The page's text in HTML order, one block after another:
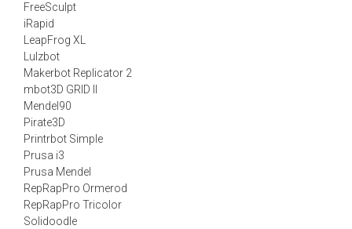
FreeSculpt
iRapid
LeapFrog XL
Lulzbot
Makerbot Replicator 2
mbot3D GRID II
Mendel90
Pirate3D
Printrbot Simple
Prusa i3
Prusa Mendel
RepRapPro Ormerod
RepRapPro Tricolor
Solidoodle